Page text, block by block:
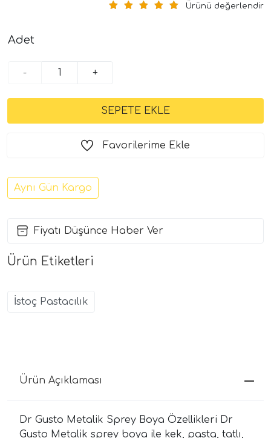
Ürünü değerlendir
Adet
- +
Favorilerime Ekle
Aynı Gün Kargo
Fiyatı Düşünce Haber Ver
Ürün Etiketleri
İstoç Pastacılık
Ürün Açıklaması
Dr Gusto Metalik Sprey Boya Özellikleri Dr
Gusto Metalik sprey boya ile kek, pasta, tatlı,